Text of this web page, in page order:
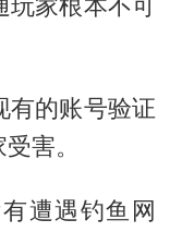
有的账号验证
害。
遭遇钓鱼网